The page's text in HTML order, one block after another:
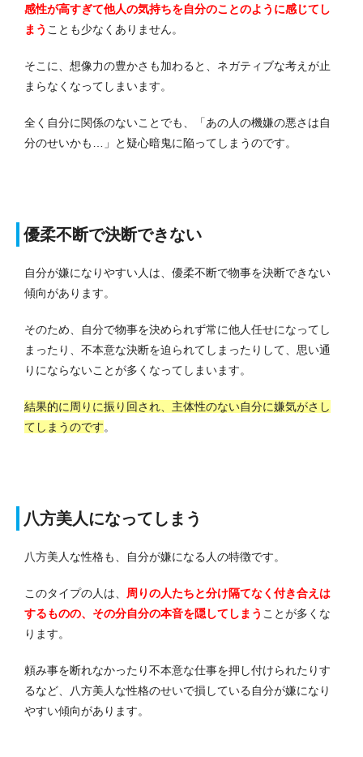
感性が高すぎて他人の気持ちを自分のことのように感じてし
まう ことも少なくありません。
そこに、想像力の豊かさも加わると、ネガティブな考えが止
まらなくなってしまいます。
全く自分に関係のないことでも、「あの人の機嫌の悪さは自
分のせいかも…」と疑心暗鬼に陥ってしまうのです。
優柔不断で決断できない
自分が嫌になりやすい人は、優柔不断で物事を決断できない
傾向があります。
そのため、自分で物事を決められず常に他人任せになってし
まったり、不本意な決断を迫られてしまったりして、思い通
りにならないことが多くなってしまいます。
結果的に周りに振り回され、主体性のない自分に嫌気がさし
てしまうのです。
八方美人になってしまう
八方美人な性格も、自分が嫌になる人の特徴です。
このタイプの人は、 周りの人たちと分け隔てなく付き合えは
するものの、その分自分の本音を隠してしまう ことが多くな
ります。
頼み事を断れなかったり不本意な仕事を押し付けられたりす
るなど、八方美人な性格のせいで損している自分が嫌になり
やすい傾向があります。